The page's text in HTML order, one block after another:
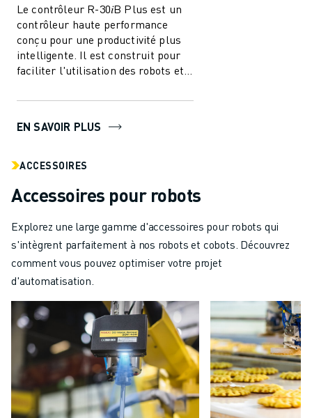
Le contrôleur R-30𝑖B Plus est un
contrôleur haute performance
conçu pour une productivité plus
intelligente. Il est construit pour
faciliter l'utilisation des robots et
EN SAVOIR PLUS
ACCESSOIRES
Accessoires pour robots
Explorez une large gamme d'accessoires pour robots qui
s'intègrent parfaitement à nos robots et cobots. Découvrez
comment vous pouvez optimiser votre projet
d'automatisation.